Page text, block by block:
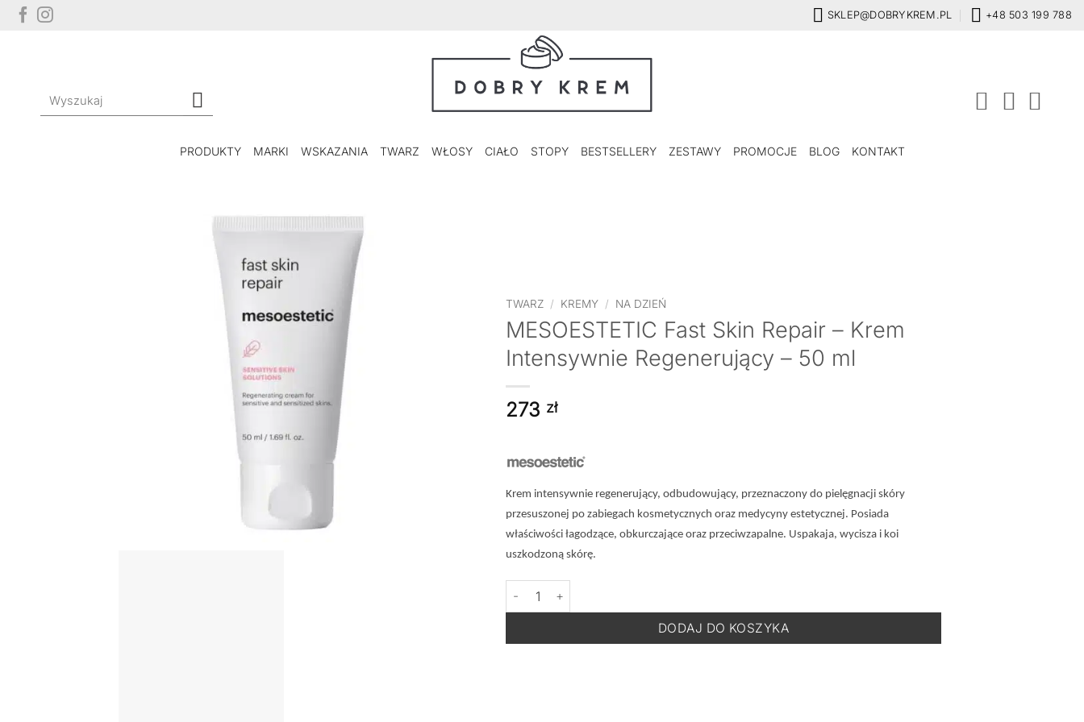
Przewiń
SKLEP@DOBRYKREM.PL +48 503 199 788
Szukaj:
PRODUKTY MARKI WSKAZANIA TWARZ WŁOSY CIAŁO STOPY BESTSELLERY ZESTAWY PROMOCJE BLOG KONTAKT
TWARZ / KREMY / NA DZIEŃ
MESOESTETIC Fast Skin Repair – Krem
Intensywnie Regenerujący – 50 ml
273 zł
Krem intensywnie regenerujący, odbudowujący, przeznaczony do pielęgnacji skóry
przesuszonej po zabiegach kosmetycznych oraz medycyny estetycznej. Posiada
właściwości łagodzące, obkurczające oraz przeciwzapalne. Uspakaja, wycisza i koi
uszkodzoną skórę.
ilość MESOESTETIC Fast Skin Repair - Krem Intensywnie Regenerujący - 50 ml
DODAJ DO KOSZYKA